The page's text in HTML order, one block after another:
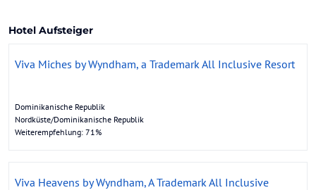
Hotel Aufsteiger
Viva Miches by Wyndham, a Trademark All Inclusive Resort
Dominikanische Republik
Nordküste/Dominikanische Republik
Weiterempfehlung: 71%
Viva Heavens by Wyndham, A Trademark All Inclusive